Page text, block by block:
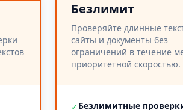
Безлимит
Проверяйте длинные
сайты и документы без
ограничений в течение
приоритетной скоростью.
✓Безлимитные